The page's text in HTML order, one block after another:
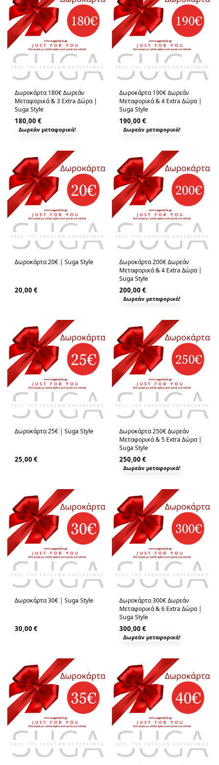
Δωροκάρτα 180€ Δωρεάν
Μεταφορικά & 3 Extra Δώρα |
Suga Style
180,00 €
Δωρεάν μεταφορικά!
Δωροκάρτα 190€ Δωρεάν
Μεταφορικά & 4 Extra Δώρα |
Suga Style
190,00 €
Δωρεάν μεταφορικά!
Δωροκάρτα 20€ | Suga Style
20,00 €
Δωροκάρτα 200€ Δωρεάν
Μεταφορικά & 4 Extra Δώρα |
Suga Style
200,00 €
Δωρεάν μεταφορικά!
Δωροκάρτα 25€ | Suga Style
25,00 €
Δωροκάρτα 250€ Δωρεάν
Μεταφορικά & 5 Extra Δώρα |
Suga Style
250,00 €
Δωρεάν μεταφορικά!
Δωροκάρτα 30€ | Suga Style
30,00 €
Δωροκάρτα 300€ Δωρεάν
Μεταφορικά & 6 Extra Δώρα |
Suga Style
300,00 €
Δωρεάν μεταφορικά!